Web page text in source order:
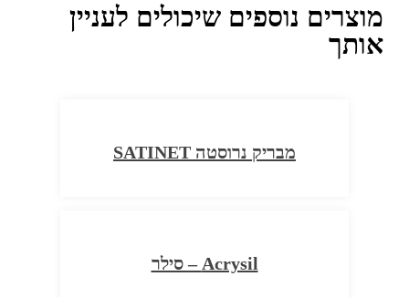
מוצרים נוספים שיכולים לעניין
אותך
מבריק נרוסטה SATINET
Acrysil – סילר